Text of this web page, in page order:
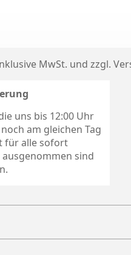
MwSt. und zzgl.
uns bis 12:00 Uhr
am gleichen Tag
für alle sofort
sind